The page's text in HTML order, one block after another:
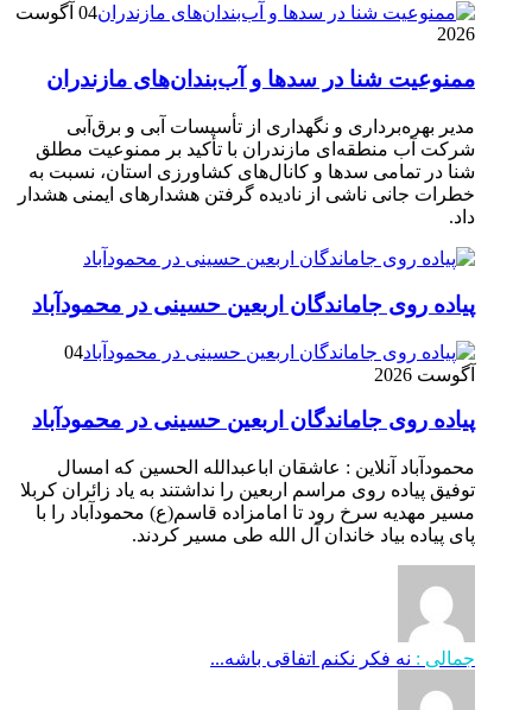
04 آگوست
2026
ممنوعیت شنا در سدها و آب‌بندان‌‌های مازندران
مدیر بهره‌برداری و نگهداری از تأسیسات آبی و برق‌آبی
شرکت آب منطقه‌ای مازندران با تأکید بر ممنوعیت مطلق
شنا در تمامی سدها و کانال‌های کشاورزی استان، نسبت به
خطرات جانی ناشی از نادیده گرفتن هشدارهای ایمنی هشدار
داد.
پیاده روی جاماندگان اربعین حسینی در محمودآباد
04
آگوست 2026
پیاده روی جاماندگان اربعین حسینی در محمودآباد
محمودآباد آنلاین : عاشقان اباعبدالله الحسین که امسال
توفیق پیاده روی مراسم اربعین را نداشتند به یاد زائران کربلا
مسیر مهدیه سرخ رود تا امامزاده قاسم(ع) محمودآباد را با
پای پیاده بیاد خاندان آل الله طی مسیر کردند.
جمالی : نه فکر نکنم اتفاقی باشه...